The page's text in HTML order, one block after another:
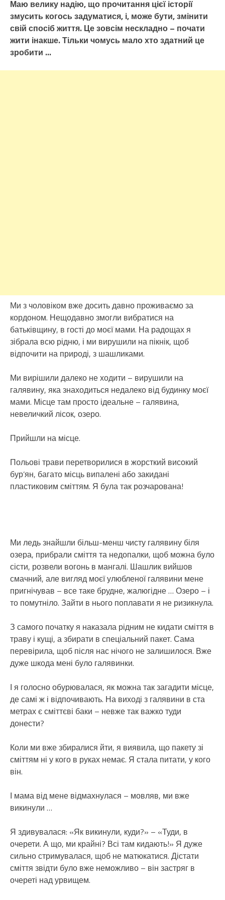
Маю велику надію, що прочитання цієї історії
змусить когось задуматися, і, може бути, змінити
свій спосіб життя. Це зовсім нескладно – почати
жити інакше. Тільки чомусь мало хто здатний це
зробити …
Ми з чоловіком вже досить давно проживаємо за
кордоном. Нещодавно змогли вибратися на
батьківщину, в гості до моєї мами. На радощах я
зібрала всю рідню, і ми вирушили на пікнік, щоб
відпочити на природі, з шашликами.
Ми вирішили далеко не ходити – вирушили на
галявину, яка знаходиться недалеко від будинку моєї
мами. Місце там просто ідеальне – галявина,
невеличкий лісок, озеро.
Прийшли на місце.
Польові трави перетворилися в жорсткий високий
бур’ян, багато місць випалені або закидані
пластиковим сміттям. Я була так розчарована!
Ми ледь знайшли більш-менш чисту галявину біля
озера, прибрали сміття та недопалки, щоб можна було
сісти, розвели вогонь в мангалі. Шашлик вийшов
смачний, але вигляд моєї улюбленої галявини мене
пригнічував – все таке брудне, жалюгідне … Озеро – і
то помутніло. Зайти в нього поплавати я не ризикнула.
З самого початку я наказала рідним не кидати сміття в
траву і кущі, а збирати в спеціальний пакет. Сама
перевірила, щоб після нас нічого не залишилося. Вже
дуже шкода мені було галявинки.
І я голосно обурювалася, як можна так загадити місце,
де самі ж і відпочивають. На виході з галявини в ста
метрах є сміттєві баки – невже так важко туди
донести?
Коли ми вже збиралися йти, я виявила, що пакету зі
сміттям ні у кого в руках немає. Я стала питати, у кого
він.
І мама від мене відмахнулася – мовляв, ми вже
викинули …
Я здивувалася: «Як викинули, куди?» – «Туди, в
очерети. А що, ми крайні? Всі там кидають!» Я дуже
сильно стримувалася, щоб не матюкатися. Дістати
сміття звідти було вже неможливо – він застряг в
очереті над урвищем.